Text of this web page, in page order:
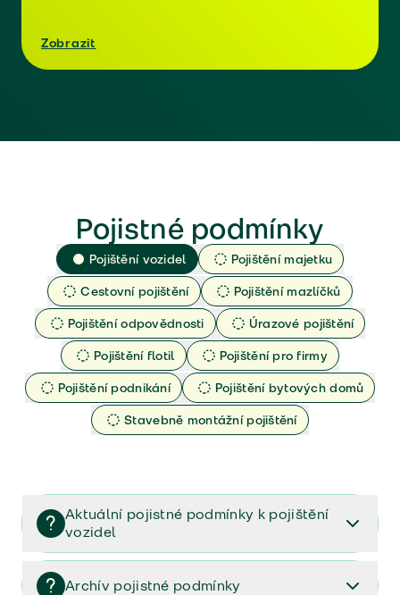
Zobrazit
Pojistné podmínky
Pojištění vozidel
Pojištění majetku
Cestovní pojištění
Pojištění mazlíčků
Pojištění odpovědnosti
Úrazové pojištění
Pojištění flotil
Pojištění pro firmy
Pojištění podnikání
Pojištění bytových domů
Stavebně montážní pojištění
Aktuální pojistné podmínky k pojištění
vozidel
Pojištění vozidel/Pojistné podmínky a vše důležité ke
smlouvě (PDF)
Archív pojistné podmínky